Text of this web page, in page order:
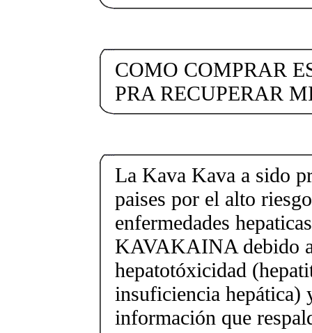
COMO COMPRAR
PRA RECUPERAR
La Kava Kava a sido
paises por el alto
enfermedades
KAVAKAINA debido
hepatotóxicidad
insuficiencia hepática)
información que